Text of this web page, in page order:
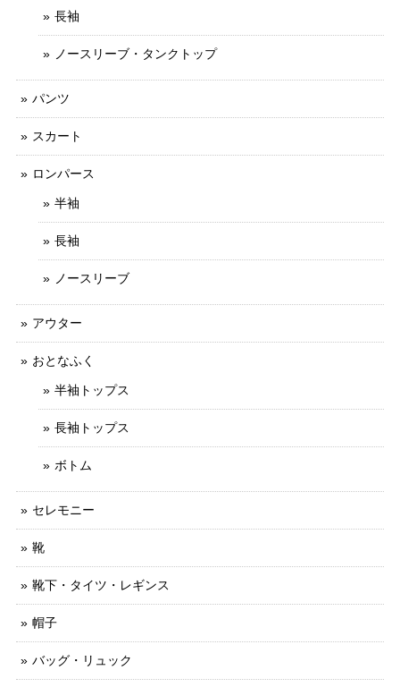
長袖
ノースリーブ・タンクトップ
パンツ
スカート
ロンパース
半袖
長袖
ノースリーブ
アウター
おとなふく
半袖トップス
長袖トップス
ボトム
セレモニー
靴
靴下・タイツ・レギンス
帽子
バッグ・リュック